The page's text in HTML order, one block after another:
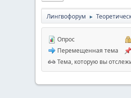
Лингвофорум ►
Опрос
Перемещенная тема
Тема, которую вы